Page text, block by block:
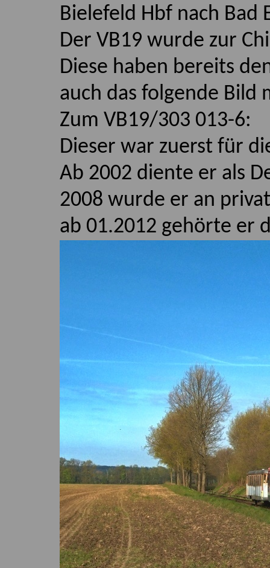
Bielefeld Hbf nach Bad
Der VB19 wurde zur
Diese haben bereits
auch das folgende Bild
Zum VB19/303 013-6:
Dieser war zuerst für
Ab 2002 diente er als
2008 wurde er an
ab 01.2012 gehörte er